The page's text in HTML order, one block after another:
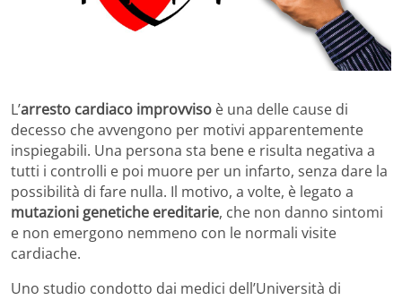
L’arresto cardiaco improvviso è una delle cause di
decesso che avvengono per motivi apparentemente
inspiegabili. Una persona sta bene e risulta negativa a
tutti i controlli e poi muore per un infarto, senza dare la
possibilità di fare nulla. Il motivo, a volte, è legato a
mutazioni genetiche ereditarie, che non danno sintomi
e non emergono nemmeno con le normali visite
cardiache.
Uno studio condotto dai medici dell’Università di